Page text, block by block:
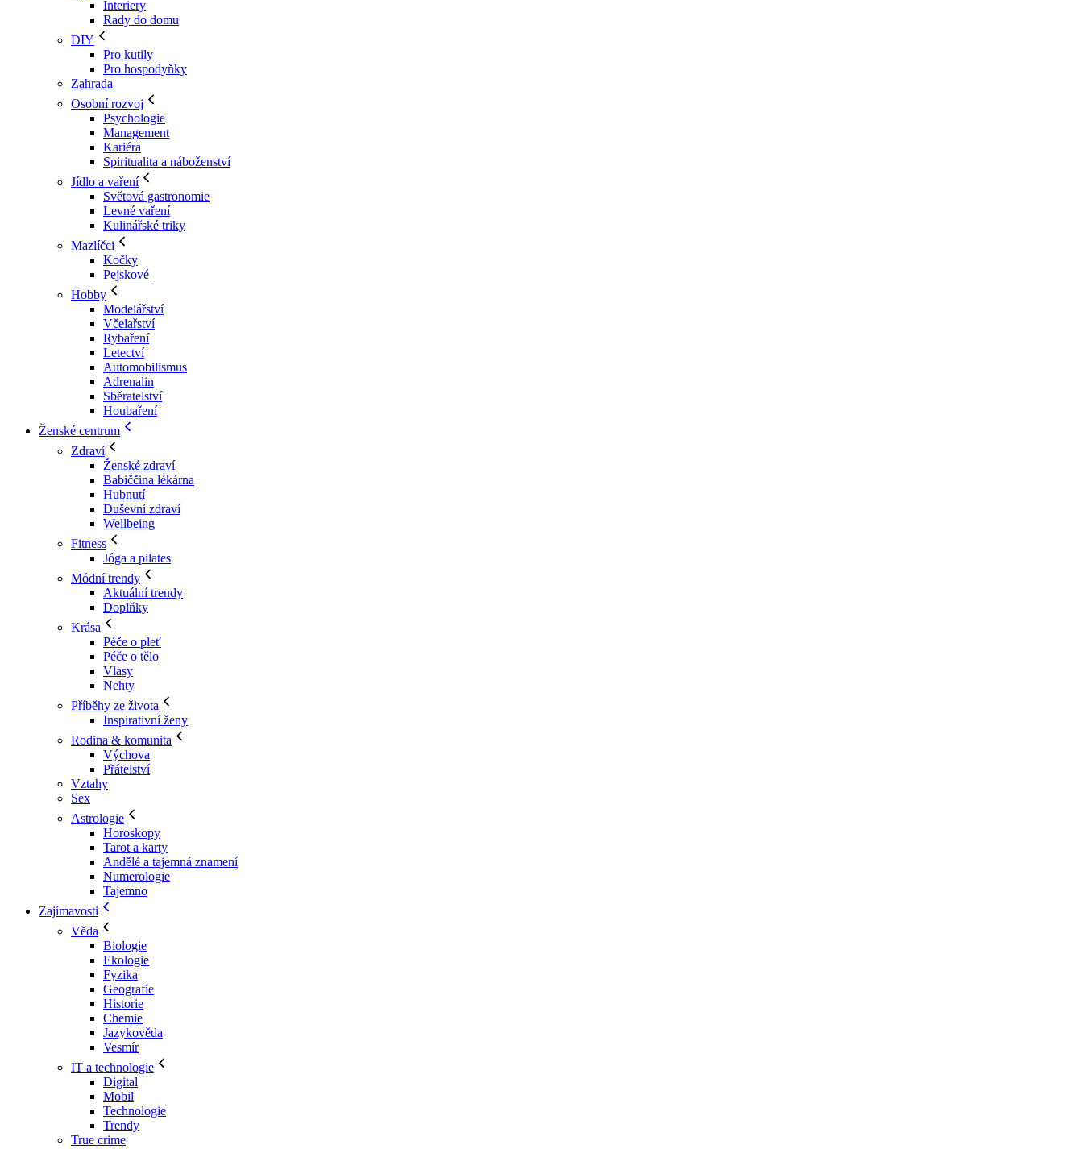
Interiery
Rady do domu
DIY
Pro kutily
Pro hospodyňky
Zahrada
Osobní rozvoj
Psychologie
Management
Kariéra
Spiritualita a náboženství
Jídlo a vaření
Světová gastronomie
Levné vaření
Kulinářské triky
Mazlíčci
Kočky
Pejskové
Hobby
Modelářství
Včelařství
Rybaření
Letectví
Automobilismus
Adrenalin
Sběratelství
Houbaření
Ženské centrum
Zdraví
Ženské zdraví
Babiččina lékárna
Hubnutí
Duševní zdraví
Wellbeing
Fitness
Jóga a pilates
Módní trendy
Aktuální trendy
Doplňky
Krása
Péče o pleť
Péče o tělo
Vlasy
Nehty
Příběhy ze života
Inspirativní ženy
Rodina & komunita
Výchova
Přátelství
Vztahy
Sex
Astrologie
Horoskopy
Tarot a karty
Andělé a tajemná znamení
Numerologie
Tajemno
Zajímavosti
Věda
Biologie
Ekologie
Fyzika
Geografie
Historie
Chemie
Jazykověda
Vesmír
IT a technologie
Digital
Mobil
Technologie
Trendy
True crime